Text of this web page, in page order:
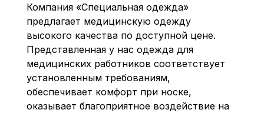
Компания «Специальная одежда»
предлагает медицинскую одежду
высокого качества по доступной цене.
Представленная у нас одежда для
медицинских работников соответствует
установленным требованиям,
обеспечивает комфорт при носке,
оказывает благоприятное воздействие на